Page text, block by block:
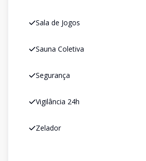
Sala de Jogos
Sauna Coletiva
Segurança
Vigilância 24h
Zelador